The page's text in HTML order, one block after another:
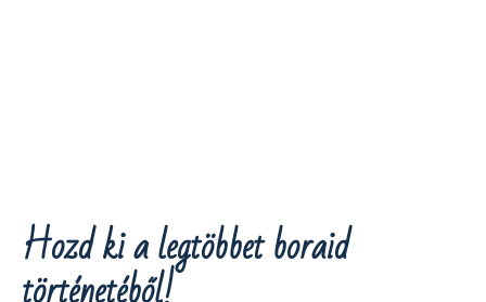
Hozd ki a legtöbbet boraid